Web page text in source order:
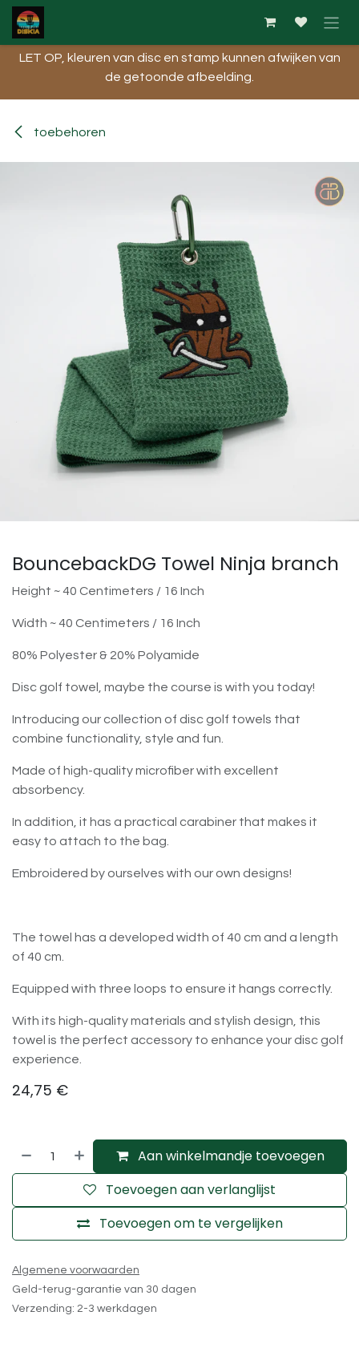
Overslaan naar inhoud
LET OP, kleuren van disc en stamp kunnen afwijken van
de getoonde afbeelding.​
toebehoren
BouncebackDG Towel Ninja branch
Height ~ 40 Centimeters / 16 Inch
Width ~ 40 Centimeters / 16 Inch
80% Polyester & 20% Polyamide
Disc golf towel, maybe the course is with you today!
Introducing our collection of disc golf towels that
combine functionality, style and fun.
Made of high-quality microfiber with excellent
absorbency.
In addition, it has a practical carabiner that makes it
easy to attach to the bag.
Embroidered by ourselves with our own designs!
The towel has a developed width of 40 cm and a length
of 40 cm.
Equipped with three loops to ensure it hangs correctly.
With its high-quality materials and stylish design, this
towel is the perfect accessory to enhance your disc golf
experience.
24,75 €
Aan winkelmandje toevoegen
Toevoegen om te vergelijken
Toevoegen aan verlanglijst
Algemene voorwaarden
Geld-terug-garantie van 30 dagen
Verzending: 2-3 werkdagen